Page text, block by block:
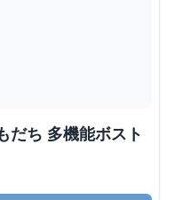
だち 多機能ボスト